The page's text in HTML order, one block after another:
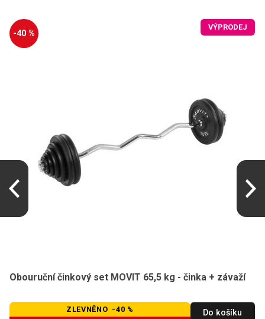
-40 %
VÝPRODEJ
Obouruční činkový set MOVIT 65,5 kg - činka + závaží
ZLEVNĚNO -40 % Do košíku